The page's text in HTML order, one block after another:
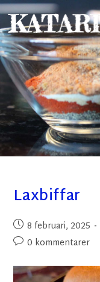
Laxbiffar
8 februari, 2025
0 kommentarer